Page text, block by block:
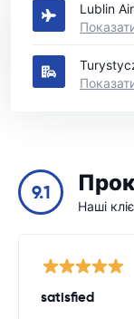
Lublin
9.1
Наші
satisfied